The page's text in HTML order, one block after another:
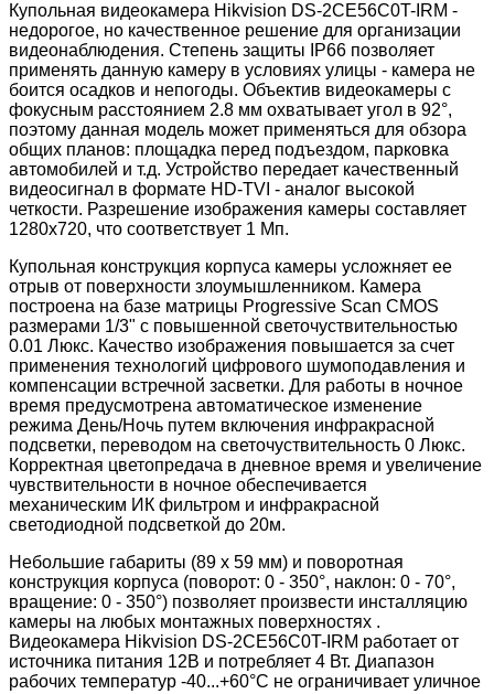
Купольная видеокамера Hikvision DS-2CE56C0T-IRM -
недорогое, но качественное решение для организации
видеонаблюдения. Степень защиты IP66 позволяет
применять данную камеру в условиях улицы - камера не
боится осадков и непогоды. Объектив видеокамеры с
фокусным расстоянием 2.8 мм охватывает угол в 92°,
поэтому данная модель может применяться для обзора
общих планов: площадка перед подъездом, парковка
автомобилей и т.д. Устройство передает качественный
видеосигнал в формате HD-TVI - аналог высокой
четкости. Разрешение изображения камеры составляет
1280х720, что соответствует 1 Мп.
Купольная конструкция корпуса камеры усложняет ее
отрыв от поверхности злоумышленником. Камера
построена на базе матрицы Progressive Scan CMOS
размерами 1/3" с повышенной светочуствительностью
0.01 Люкс. Качество изображения повышается за счет
применения технологий цифрового шумоподавления и
компенсации встречной засветки. Для работы в ночное
время предусмотрена автоматическое изменение
режима День/Ночь путем включения инфракрасной
подсветки, переводом на светочуствительность 0 Люкс.
Корректная цветопредача в дневное время и увеличение
чувствительности в ночное обеспечивается
механическим ИК фильтром и инфракрасной
светодиодной подсветкой до 20м.
Небольшие габариты (89 х 59 мм) и поворотная
конструкция корпуса (поворот: 0 - 350°, наклон: 0 - 70°,
вращение: 0 - 350°) позволяет произвести инсталляцию
камеры на любых монтажных поверхностях .
Видеокамера Hikvision DS-2CE56C0T-IRM работает от
источника питания 12В и потребляет 4 Вт. Диапазон
рабочих температур -40...+60°C не ограничивает уличное